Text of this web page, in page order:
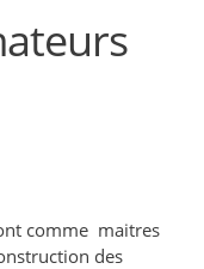
comme maitres
des